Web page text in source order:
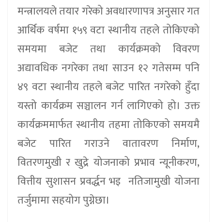
मन्त्रालयले तयार गरेको अवधारणापत्र अनुसार गत
आर्थिक वर्षमा १५९ वटा स्थानीय तहले तोकिएको
समयमा बजेट तथा कार्यक्रमको विवरण
अद्यावधिक नगरेका तथा साउन १२ गतेसम्म पनि
४९ वटा स्थानीय तहले बजेट पारित नगरेको हुँदा
यस्तो कार्यक्रम सञ्चालन गर्न लागिएको हो। उक्त
कार्यक्रममार्फत स्थानीय तहमा तोकिएको समयमै
बजेट पारित गराउने वातावरण निर्माण,
वितरणमुखी र खुद्रे योजनाको प्रभाव न्यूनीकरण,
वित्तीय सुशासन प्रवर्द्धन भइ नतिजामुखी योजना
तर्जुमामा सहयोग पुग्नेछा।